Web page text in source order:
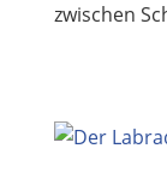
zwischen